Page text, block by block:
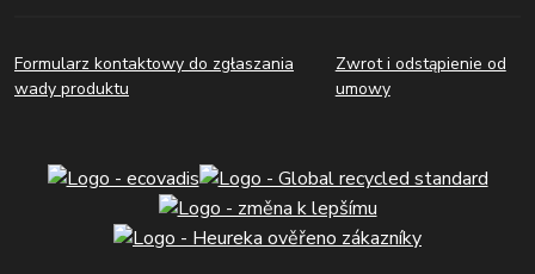
Formularz kontaktowy do zgłaszania
wady produktu
Zwrot i odstąpienie od
umowy